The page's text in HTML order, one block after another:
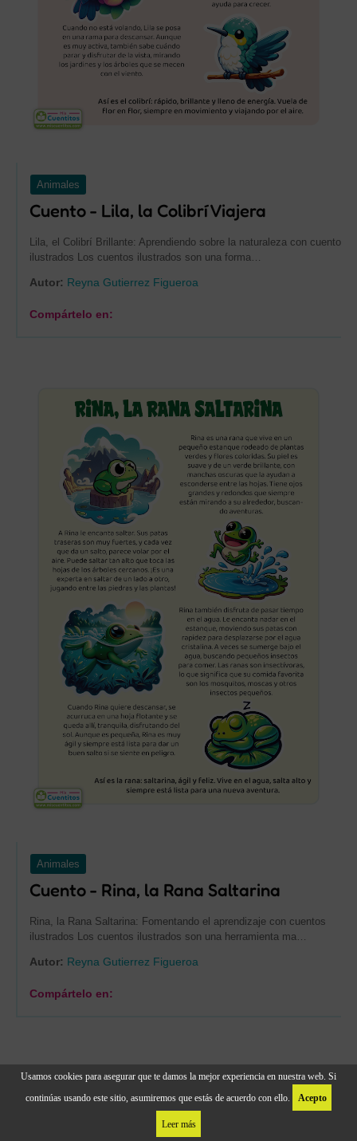
Animales
Cuento - Lila, la Colibrí Viajera
Lila, el Colibrí Brillante: Aprendiendo sobre la naturaleza con cuentos
ilustrados Los cuentos ilustrados son una forma…
Autor: Reyna Gutierrez Figueroa
Compártelo en:
Animales
Cuento - Rina, la Rana Saltarina
Rina, la Rana Saltarina: Fomentando el aprendizaje con cuentos
ilustrados Los cuentos ilustrados son una herramienta ma…
Autor: Reyna Gutierrez Figueroa
Compártelo en:
Usamos cookies para asegurar que te damos la mejor experiencia en nuestra web. Si
continúas usando este sitio, asumiremos que estás de acuerdo con ello.
Acepto
Leer más